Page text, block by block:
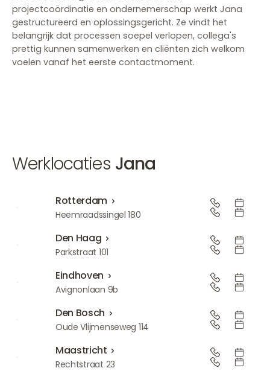
projectcoördinatie en ondernemerschap werkt Jana
gestructureerd en oplossingsgericht. Ze vindt het
belangrijk dat processen soepel verlopen, collega's
prettig kunnen samenwerken en cliënten zich welkom
voelen vanaf het eerste contactmoment.
Werklocaties Jana
Rotterdam
Rotterdam
Heemraadssingel 180
Den Haag
Den Haag
Parkstraat 101
Eindhoven
Eindhoven
Avignonlaan 9b
Den Bosch
Den Bosch
Oude Vlijmenseweg 114
Maastricht
Maastricht
Rechtstraat 23